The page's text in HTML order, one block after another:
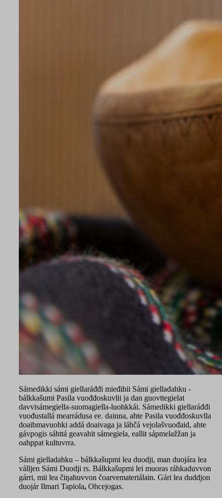
Sámedikki sámi giellaráđđi mieđihii Sámi gielladahku -
bálkkašumi Pasila vuođđoskuvlii ja dan guovttegielat
davvisámegiella-suomagiella-luohkkái. Sámedikki giellaráđđi
vuođustallá mearrádusa ee. dainna, ahte Pasila vuođđoskuvlla
doaibmavuohki addá doaivaga ja láhčá vejolašvuođaid, ahte
gávpogis sáhttá geavahit sámegiela, eallit sápmelažžan ja
oahppat kultuvrra.
Sámi gielladahku – bálkkašupmi lea duodji, man duojára lea
válljen Sámi Duodji rs. Bálkkašupmi lei muoras ráhkaduvvon
gárri, mii lea čiŋahuvvon čoarvemateriálain. Gári lea duddjon
duojár Ilmari Tapiola, Ohcejogas.